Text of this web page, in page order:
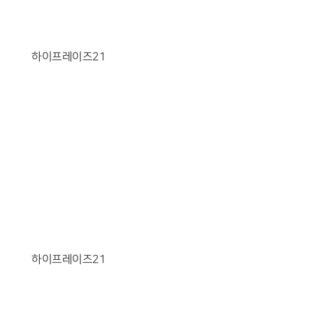
하이프레이즈21
하이프레이즈21